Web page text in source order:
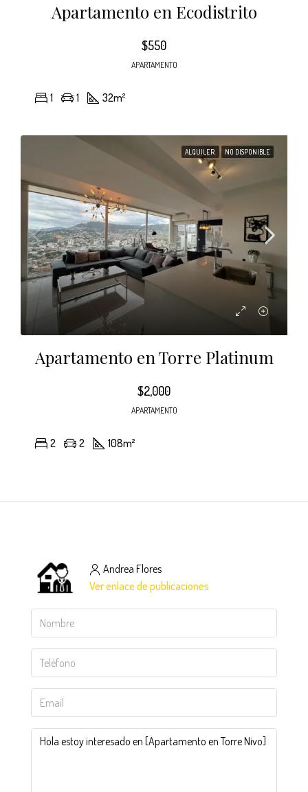
Apartamento en Ecodistrito
$550
APARTAMENTO
1 1 32m²
ALQUILER NO DISPONIBLE
Apartamento en Torre Platinum
$2,000
APARTAMENTO
2 2 108m²
Andrea Flores
Ver enlace de publicaciones